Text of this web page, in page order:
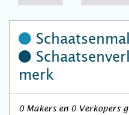
merk
0 Makers en 0 Verkopers